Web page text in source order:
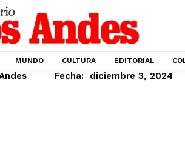
MUNDO CULTURA EDITORIAL
Fecha: diciembre 3, 2024